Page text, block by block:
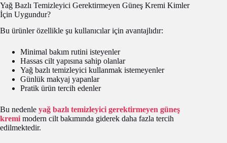
Yağ Bazlı Temizleyici Gerektirmeyen Güneş Kremi Kimler
İçin Uygundur?
Bu ürünler özellikle şu kullanıcılar için avantajlıdır:
Minimal bakım rutini isteyenler
Hassas cilt yapısına sahip olanlar
Yağ bazlı temizleyici kullanmak istemeyenler
Günlük makyaj yapanlar
Pratik ürün tercih edenler
Bu nedenle yağ bazlı temizleyici gerektirmeyen güneş
kremimodern cilt bakımında giderek daha fazla tercih
edilmektedir.